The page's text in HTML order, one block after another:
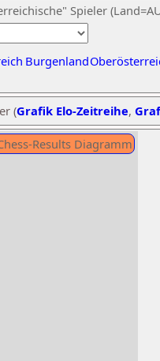
Spieler
Burgenland
(Grafik Elo-Zeitreihe,